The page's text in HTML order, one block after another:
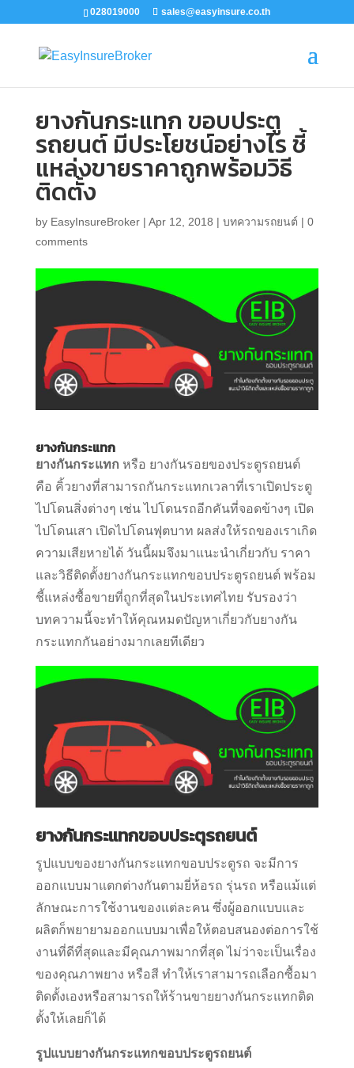
028019000 sales@easyinsure.co.th
ยางกันกระแทก ขอบประตู
รถยนต์ มีประโยชน์อย่างไร ชี้
แหล่งขายราคาถูกพร้อมวิธี
ติดตั้ง
by EasyInsureBroker| Apr 12, 2018 | บทความรถยนต์ | 0
comments
ยางกันกระแทก
ยางกันกระแทก หรือ ยางกันรอยของประตูรถยนต์
คือ คิ้วยางที่สามารถกันกระแทกเวลาที่เราเปิดประตู
ไปโดนสิ่งต่างๆ เช่น ไปโดนรถอีกคันที่จอดข้างๆ เปิด
ไปโดนเสา เปิดไปโดนฟุตบาท ผลส่งให้รถของเราเกิด
ความเสียหายได้ วันนี้ผมจึงมาแนะนำเกี่ยวกับ ราคา
และวิธีติดตั้งยางกันกระแทกขอบประตูรถยนต์ พร้อม
ชี้แหล่งซื้อขายที่ถูกที่สุดในประเทศไทย รับรองว่า
บทความนี้จะทำให้คุณหมดปัญหาเกี่ยวกับยางกัน
กระแทกกันอย่างมากเลยทีเดียว
ยางกันกระแทกขอบประตุรถยนต์
รูปแบบของยางกันกระแทกขอบประตูรถ จะมีการ
ออกแบบมาแตกต่างกันตามยี่ห้อรถ รุ่นรถ หรือแม้แต่
ลักษณะการใช้งานของแต่ละคน ซึ่งผู้ออกแบบและ
ผลิตก็พยายามออกแบบมาเพื่อให้ตอบสนองต่อการใช้
งานที่ดีที่สุดและมีคุณภาพมากที่สุด ไม่ว่าจะเป็นเรื่อง
ของคุณภาพยาง หรือสี ทำให้เราสามารถเลือกซื้อมา
ติดตั้งเองหรือสามารถให้ร้านขายยางกันกระแทกติด
ตั้งให้เลยก็ได้
รูปแบบยางกันกระแทกขอบประตูรถยนต์